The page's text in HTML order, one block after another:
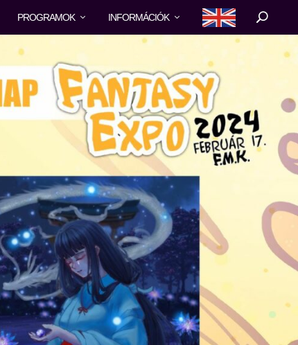
PROGRAMOK INFORMÁCIÓK